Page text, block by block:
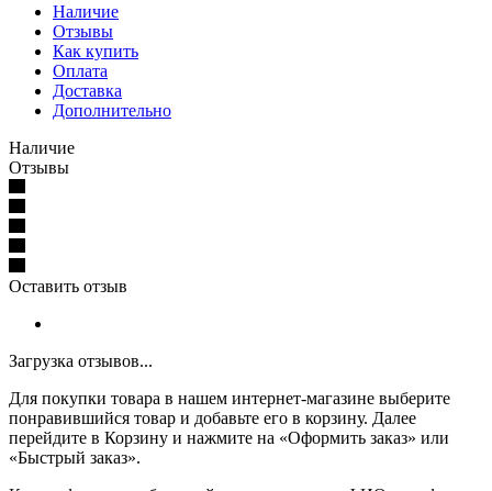
Наличие
Отзывы
Как купить
Оплата
Доставка
Дополнительно
Наличие
Отзывы
Оставить отзыв
Загрузка отзывов...
Для покупки товара в нашем интернет-магазине выберите
понравившийся товар и добавьте его в корзину. Далее
перейдите в Корзину и нажмите на «Оформить заказ» или
«Быстрый заказ».